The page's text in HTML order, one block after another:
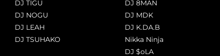
DJ TIGU
DJ NOGU
DJ LEAH
DJ TSUHAKO
DJ 8MAN
DJ MDK
DJ K.DA.B
Nikka Ninja
DJ $oLA